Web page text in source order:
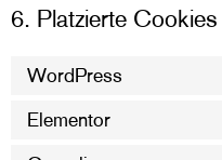
6. Platzierte Cookies
WordPress
Elementor